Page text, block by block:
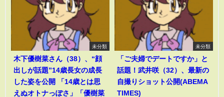
未分類
木下優樹菜さん（38）、“顔
出しが話題”14歳長女の成長
した姿を公開 「14歳とは思
えぬオトナっぽさ」「優樹菜
未分類
「ご夫婦でデートですか」と
話題！武井咲（32）、最新の
自撮りショット公開(ABEMA
TIMES)